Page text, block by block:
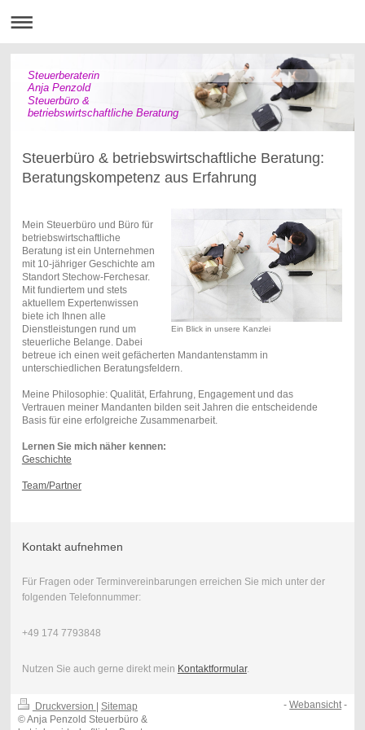
Steuerberaterin
Anja Penzold
Steuerbüro &
betriebswirtschaftliche Beratung
Steuerbüro & betriebswirtschaftliche Beratung:
Beratungskompetenz aus Erfahrung
Ein Blick in unsere Kanzlei
Mein Steuerbüro und Büro für
betriebswirtschaftliche
Beratung ist ein Unternehmen
mit 10-jähriger Geschichte am
Standort Stechow-Ferchesar.
Mit fundiertem und stets
aktuellem Expertenwissen
biete ich Ihnen alle
Dienstleistungen rund um
steuerliche Belange. Dabei
betreue ich einen weit gefächerten Mandantenstamm in
unterschiedlichen Beratungsfeldern.
Meine Philosophie: Qualität, Erfahrung, Engagement und das
Vertrauen meiner Mandanten bilden seit Jahren die entscheidende
Basis für eine erfolgreiche Zusammenarbeit.
Lernen Sie mich näher kennen:
Geschichte
Team/Partner
Kontakt aufnehmen
Für Fragen oder Terminvereinbarungen erreichen Sie mich unter der
folgenden Telefonnummer:
+49 174 7793848
Nutzen Sie auch gerne direkt mein Kontaktformular.
Druckversion | Sitemap
© Anja Penzold Steuerbüro &
-Webansicht -